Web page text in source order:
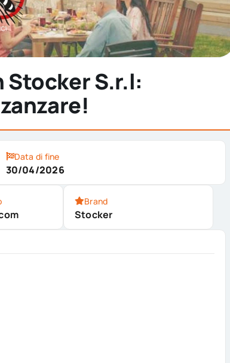
Stocker S.r.l:
Data di fine
30/04/2026
Brand
Stocker